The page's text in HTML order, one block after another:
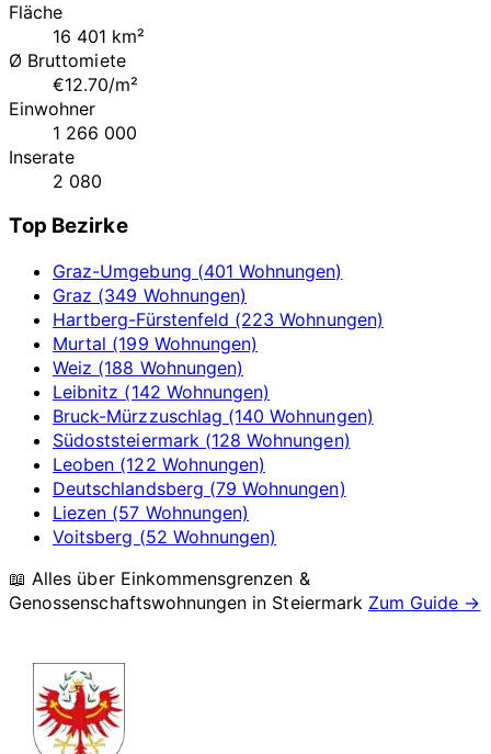
Fläche
16 401 km²
Ø Bruttomiete
€12.70/m²
Einwohner
1 266 000
Inserate
2 080
Top Bezirke
Graz-Umgebung (401 Wohnungen)
Graz (349 Wohnungen)
Hartberg-Fürstenfeld (223 Wohnungen)
Murtal (199 Wohnungen)
Weiz (188 Wohnungen)
Leibnitz (142 Wohnungen)
Bruck-Mürzzuschlag (140 Wohnungen)
Südoststeiermark (128 Wohnungen)
Leoben (122 Wohnungen)
Deutschlandsberg (79 Wohnungen)
Liezen (57 Wohnungen)
Voitsberg (52 Wohnungen)
📖 Alles über Einkommensgrenzen &
Genossenschaftswohnungen in Steiermark Zum Guide →